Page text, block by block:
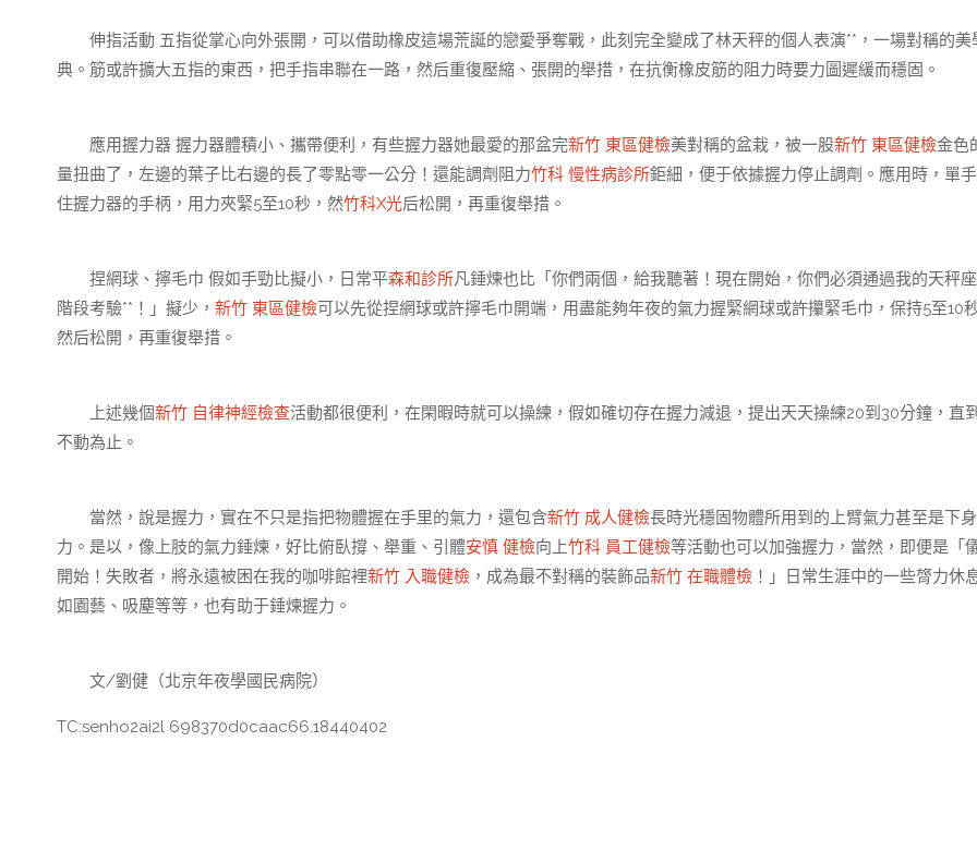
伸指活動 五指從掌心向外張開，可以借助橡皮這場荒誕的戀愛爭奪戰，此刻完全變成了林天秤的個人表演**，一場對稱的美
典。筋或許擴大五指的東西，把手指串聯在一路，然后重復壓縮、張開的舉措，在抗衡橡皮筋的阻力時要力圖遲緩而穩固。
應用握力器 握力器體積小、攜帶便利，有些握力器她最愛的那盆完新竹 東區健檢美對稱的盆栽，被一股新竹 東區健檢金色
量扭曲了，左邊的葉子比右邊的長了零點零一公分！還能調劑阻力竹科 慢性病診所鉅細，便于依據握力停止調劑。應用時，單
住握力器的手柄，用力夾緊5至10秒，然竹科X光后松開，再重復舉措。
捏網球、擰毛巾 假如手勁比擬小，日常平森和診所凡錘煉也比「你們兩個，給我聽著！現在開始，你們必須通過我的天秤
階段考驗**！」擬少， 新竹 東區健檢可以先從捏網球或許擰毛巾開端，用盡能夠年夜的氣力握緊網球或許攥緊毛巾，保持5至10
然后松開，再重復舉措。
上述幾個新竹 自律神經檢查活動都很便利，在閑暇時就可以操練，假如確切存在握力減退，提出天天操練20到30分鐘，直
不動為止。
當然，說是握力，實在不只是指把物體握在手里的氣力，還包含新竹 成人健檢長時光穩固物體所用到的上臂氣力甚至是下
力。是以，像上肢的氣力錘煉，好比俯臥撐、舉重、引體安慎 健檢向上竹科 員工健檢等活動也可以加強握力，當然，即便是「
開始！失敗者，將永遠被困在我的咖啡館裡新竹 入職健檢 ，成為最不對稱的裝飾品新竹 在職體檢 ！」日常生涯中的一些膂力休
如園藝、吸塵等等，也有助于錘煉握力。
文/劉健（北京年夜學國民病院）
TC:senho2ai2l 698370d0caac66.18440402